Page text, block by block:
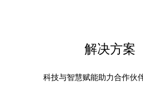
解决方案
科技与智慧赋能助力合作伙